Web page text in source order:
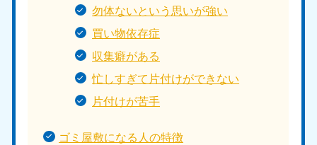
勿体ないという思いが強い
買い物依存症
収集癖がある
忙しすぎて片付けができない
片付けが苦手
ゴミ屋敷になる人の特徴